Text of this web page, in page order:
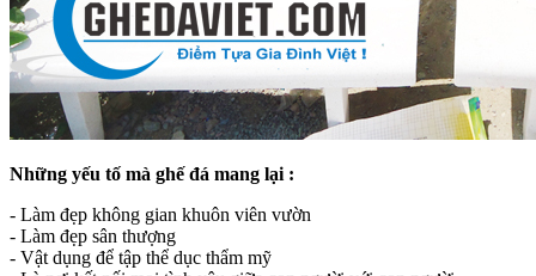
Những yếu tố mà ghế đá mang lại :
- Làm đẹp không gian khuôn viên vườn
- Làm đẹp sân thượng
- Vật dụng để tập thể dục thẩm mỹ